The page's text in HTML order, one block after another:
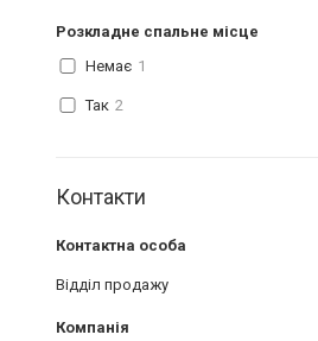
Розкладне спальне місце
Немає 1
Так 2
Контакти
Відділ продажу